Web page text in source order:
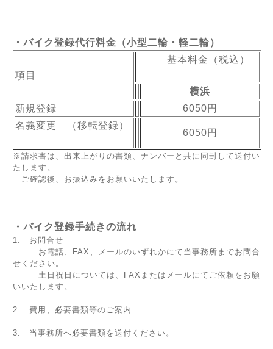
・バイク登録代行料金（小型二輪・軽二輪）
項目
基本料金（税込）
横浜
新規登録
6050円
名義変更 （移転登録）
6050円
※請求書は、出来上がりの書類、ナンバーと共に同封して送付い
たします。
ご確認後、お振込みをお願いいたします。
・バイク登録手続きの流れ
1. お問合せ
お電話、FAX、メールのいずれかにて当事務所までお問合
せください。
土日祝日については、FAXまたはメールにてご依頼をお願
いいたします。
2. 費用、必要書類等のご案内
3. 当事務所へ必要書類を送付ください。